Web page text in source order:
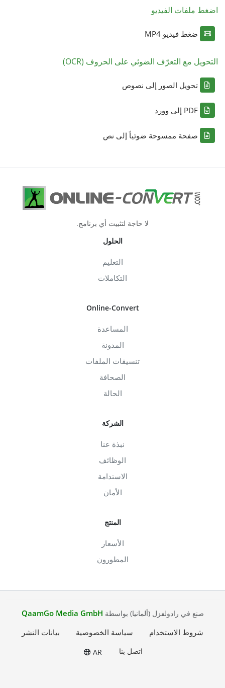
اضغط ملفات الفيديو
ضغط فيديو MP4
التحويل مع التعرّف الضوئي على الحروف (OCR)
تحويل الصور إلى نصوص
PDF إلى وورد
صفحة ممسوحة ضوئياً إلى نص
لا حاجة لتثبيت أي برنامج.
الحلول
التعليم
التكاملات
Online-Convert
المساعدة
المدونة
تنسيقات الملفات
الصحافة
الحالة
الشركة
نبذة عنا
الوظائف
الاستدامة
الأمان
المنتج
الأسعار
المطورون
صنع في رادولفزل (ألمانيا) بواسطة QaamGo Media GmbH
شروط الاستخدام
سياسة الخصوصية بيانات النشر
اتصل بنا AR